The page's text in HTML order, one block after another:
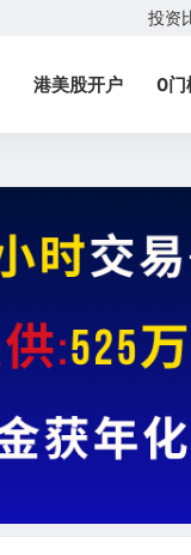
投资
港美股开户 0门